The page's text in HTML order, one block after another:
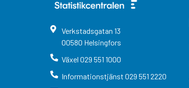
Verkstadsgatan 13
00580 Helsingfors
Växel 029 551 1000
Informationstjänst 029 551 2220